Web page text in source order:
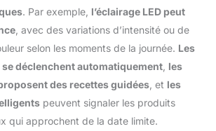
. Par exemple, l’éclairage LED peut
, avec des variations d’intensité ou de
selon les moments de la journée. Les
déclenchent automatiquement les
des recettes guidées , et les
peuvent signaler les produits
qui approchent de la date limite.